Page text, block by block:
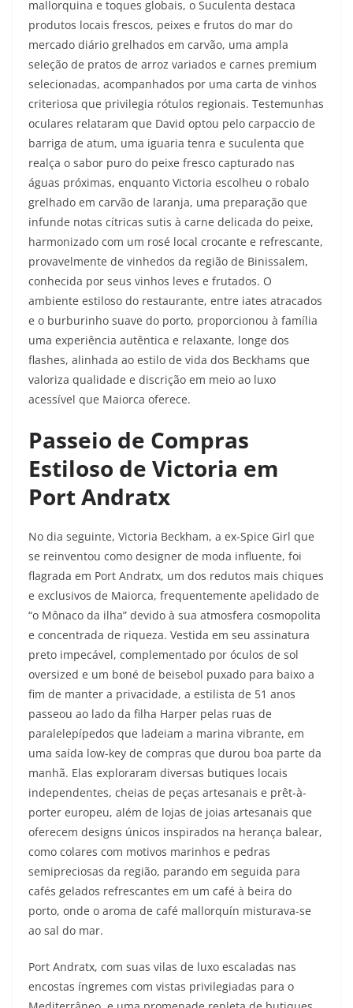
mallorquina e toques globais, o Suculenta destaca
produtos locais frescos, peixes e frutos do mar do
mercado diário grelhados em carvão, uma ampla
seleção de pratos de arroz variados e carnes premium
selecionadas, acompanhados por uma carta de vinhos
criteriosa que privilegia rótulos regionais. Testemunhas
oculares relataram que David optou pelo carpaccio de
barriga de atum, uma iguaria tenra e suculenta que
realça o sabor puro do peixe fresco capturado nas
águas próximas, enquanto Victoria escolheu o robalo
grelhado em carvão de laranja, uma preparação que
infunde notas cítricas sutis à carne delicada do peixe,
harmonizado com um rosé local crocante e refrescante,
provavelmente de vinhedos da região de Binissalem,
conhecida por seus vinhos leves e frutados. O
ambiente estiloso do restaurante, entre iates atracados
e o burburinho suave do porto, proporcionou à família
uma experiência autêntica e relaxante, longe dos
flashes, alinhada ao estilo de vida dos Beckhams que
valoriza qualidade e discrição em meio ao luxo
acessível que Maiorca oferece.
Passeio de Compras
Estiloso de Victoria em
Port Andratx
No dia seguinte, Victoria Beckham, a ex-Spice Girl que
se reinventou como designer de moda influente, foi
flagrada em Port Andratx, um dos redutos mais chiques
e exclusivos de Maiorca, frequentemente apelidado de
“o Mônaco da ilha” devido à sua atmosfera cosmopolita
e concentrada de riqueza. Vestida em seu assinatura
preto impecável, complementado por óculos de sol
oversized e um boné de beisebol puxado para baixo a
fim de manter a privacidade, a estilista de 51 anos
passeou ao lado da filha Harper pelas ruas de
paralelepípedos que ladeiam a marina vibrante, em
uma saída low-key de compras que durou boa parte da
manhã. Elas exploraram diversas butiques locais
independentes, cheias de peças artesanais e prêt-à-
porter europeu, além de lojas de joias artesanais que
oferecem designs únicos inspirados na herança balear,
como colares com motivos marinhos e pedras
semipreciosas da região, parando em seguida para
cafés gelados refrescantes em um café à beira do
porto, onde o aroma de café mallorquín misturava-se
ao sal do mar.
Port Andratx, com suas vilas de luxo escaladas nas
encostas íngremes com vistas privilegiadas para o